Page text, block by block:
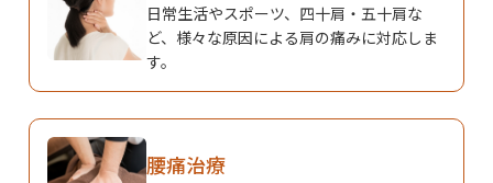
日常生活やスポーツ、四十肩・五十肩な
ど、様々な原因による肩の痛みに対応しま
す。
腰痛治療